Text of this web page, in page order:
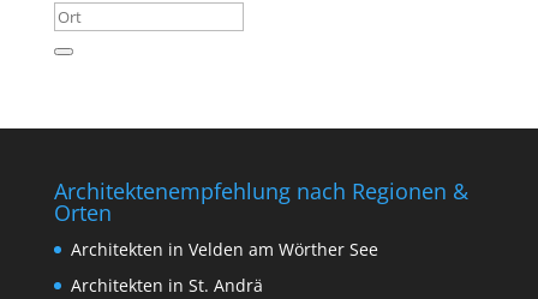
Architektenempfehlung nach Regionen &
Orten
Architekten in Velden am Wörther See
Architekten in St. Andrä